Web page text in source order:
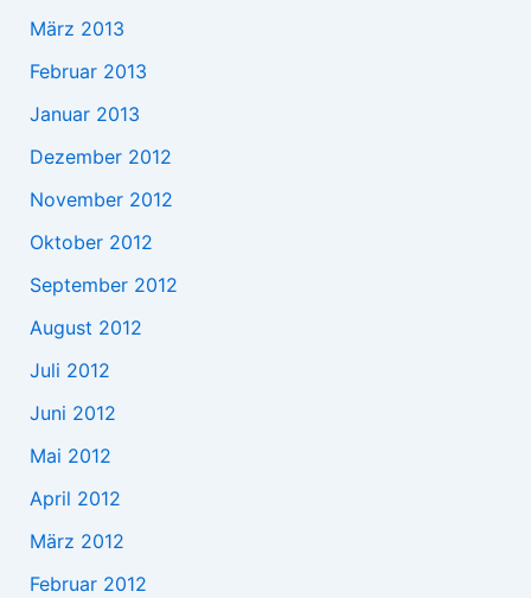
März 2013
Februar 2013
Januar 2013
Dezember 2012
November 2012
Oktober 2012
September 2012
August 2012
Juli 2012
Juni 2012
Mai 2012
April 2012
März 2012
Februar 2012